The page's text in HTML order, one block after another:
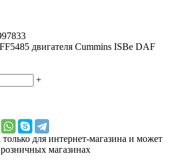
двигателя Cummins ISBe DAF
+
для интернет-магазина и может
магазинах